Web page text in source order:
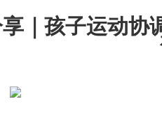
｜孩子运动协